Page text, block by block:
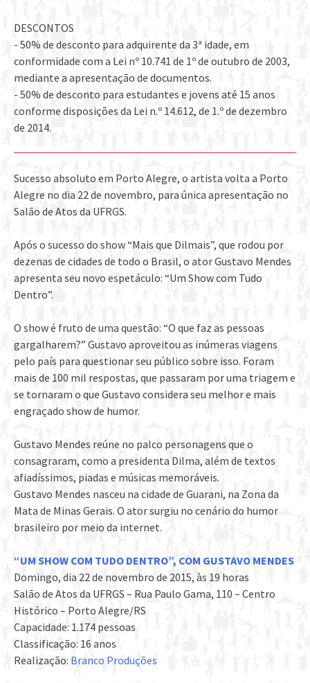
DESCONTOS
- 50% de desconto para adquirente da 3ª idade, em
conformidade com a Lei nº 10.741 de 1º de outubro de 2003,
mediante a apresentação de documentos.
- 50% de desconto para estudantes e jovens até 15 anos
conforme disposições da Lei n.º 14.612, de 1.º de dezembro
de 2014.
Sucesso absoluto em Porto Alegre, o artista volta a Porto
Alegre no dia 22 de novembro, para única apresentação no
Salão de Atos da UFRGS.
Após o sucesso do show “Mais que Dilmais”, que rodou por
dezenas de cidades de todo o Brasil, o ator Gustavo Mendes
apresenta seu novo espetáculo: “Um Show com Tudo
Dentro”.
O show é fruto de uma questão: “O que faz as pessoas
gargalharem?” Gustavo aproveitou as inúmeras viagens
pelo país para questionar seu público sobre isso. Foram
mais de 100 mil respostas, que passaram por uma triagem e
se tornaram o que Gustavo considera seu melhor e mais
engraçado show de humor.
Gustavo Mendes reúne no palco personagens que o
consagraram, como a presidenta Dilma, além de textos
afiadíssimos, piadas e músicas memoráveis.
Gustavo Mendes nasceu na cidade de Guarani, na Zona da
Mata de Minas Gerais. O ator surgiu no cenário do humor
brasileiro por meio da internet.
“UM SHOW COM TUDO DENTRO”, COM GUSTAVO MENDES
Domingo, dia 22 de novembro de 2015, às 19 horas
Salão de Atos da UFRGS – Rua Paulo Gama, 110 – Centro
Histórico – Porto Alegre/RS
Capacidade: 1.174 pessoas
Classificação: 16 anos
Realização: Branco Produções